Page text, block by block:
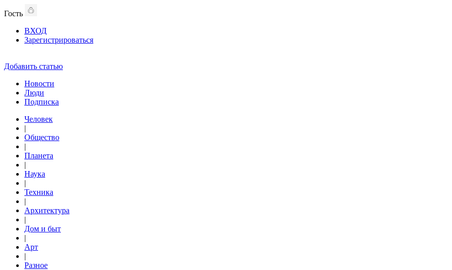
Гость
ВХОД
Зарегистрироваться
Добавить статью
Новости
Люди
Подписка
Человек
|
Общество
|
Планета
|
Наука
|
Техника
|
Архитектура
|
Дом и быт
|
Арт
|
Разное